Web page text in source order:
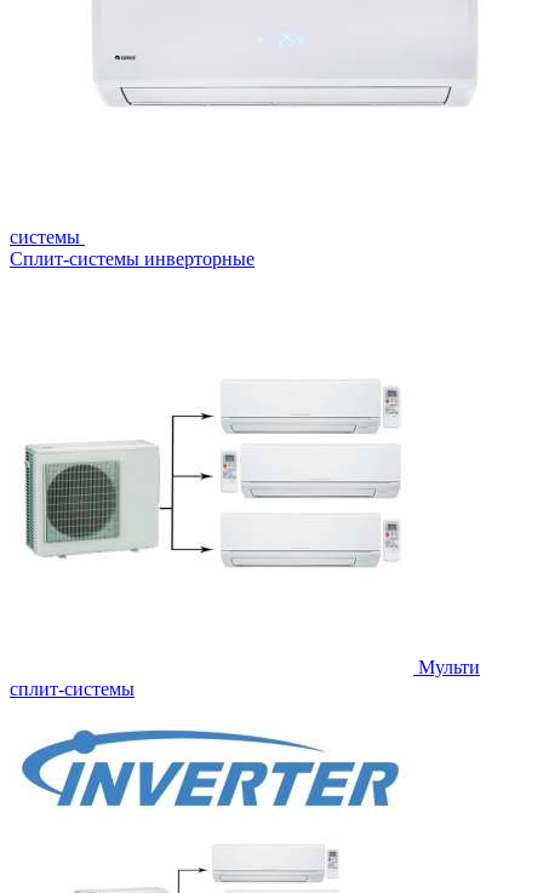
системы
Сплит-системы инверторные
Мульти
сплит-системы